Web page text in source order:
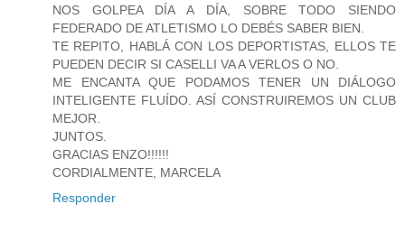
NOS GOLPEA DÍA A DÍA, SOBRE TODO SIENDO
FEDERADO DE ATLETISMO LO DEBÉS SABER BIEN.
TE REPITO, HABLÁ CON LOS DEPORTISTAS, ELLOS TE
PUEDEN DECIR SI CASELLI VA A VERLOS O NO.
ME ENCANTA QUE PODAMOS TENER UN DIÁLOGO
INTELIGENTE FLUÍDO. ASÍ CONSTRUIREMOS UN CLUB
MEJOR.
JUNTOS.
GRACIAS ENZO!!!!!!
CORDIALMENTE, MARCELA
Responder